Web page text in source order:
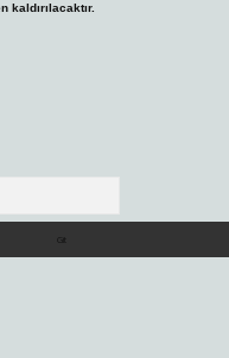
kaldırılacaktır.